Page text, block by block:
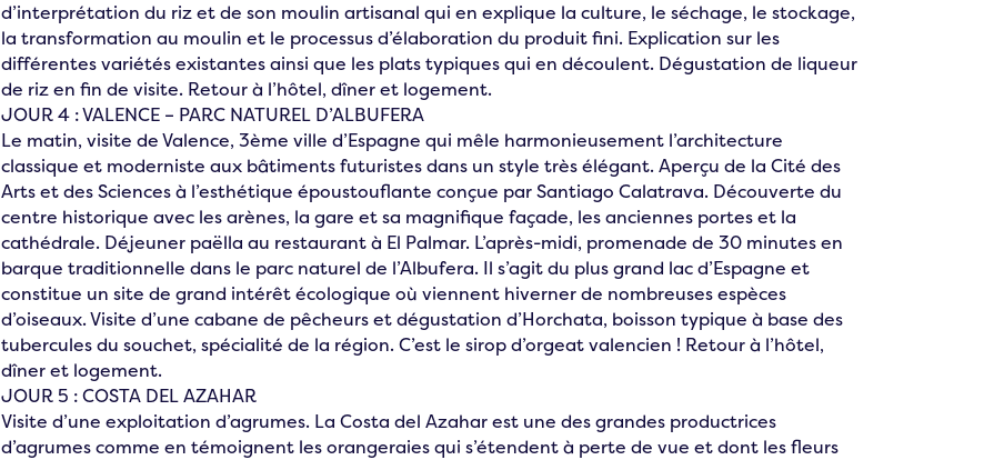
d’interprétation du riz et de son moulin artisanal qui en explique la culture, le séchage, le stockage,
la transformation au moulin et le processus d’élaboration du produit fini. Explication sur les
différentes variétés existantes ainsi que les plats typiques qui en découlent. Dégustation de liqueur
de riz en fin de visite. Retour à l’hôtel, dîner et logement.
JOUR 4 : VALENCE – PARC NATUREL D’ALBUFERA
Le matin, visite de Valence, 3ème ville d’Espagne qui mêle harmonieusement l’architecture
classique et moderniste aux bâtiments futuristes dans un style très élégant. Aperçu de la Cité des
Arts et des Sciences à l’esthétique époustouflante conçue par Santiago Calatrava. Découverte du
centre historique avec les arènes, la gare et sa magnifique façade, les anciennes portes et la
cathédrale. Déjeuner paëlla au restaurant à El Palmar. L’après-midi, promenade de 30 minutes en
barque traditionnelle dans le parc naturel de l’Albufera. Il s’agit du plus grand lac d’Espagne et
constitue un site de grand intérêt écologique où viennent hiverner de nombreuses espèces
d’oiseaux. Visite d’une cabane de pêcheurs et dégustation d’Horchata, boisson typique à base des
tubercules du souchet, spécialité de la région. C’est le sirop d’orgeat valencien ! Retour à l’hôtel,
dîner et logement.
JOUR 5 : COSTA DEL AZAHAR
Visite d’une exploitation d’agrumes. La Costa del Azahar est une des grandes productrices
d’agrumes comme en témoignent les orangeraies qui s’étendent à perte de vue et dont les fleurs